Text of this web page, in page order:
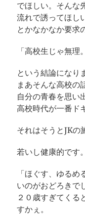
でほしい。そんな
流れで誘ってほし
とかなかなか要求
「高校生じゃ無理
という結論になり
まあそんな高校の
自分の青春を思い
高校時代が一番ド
それはそうとJKの
若いし健康的です。
「ほぐす、ゆる
いのがおどろきで
２０歳すぎてくる
すかぇ。